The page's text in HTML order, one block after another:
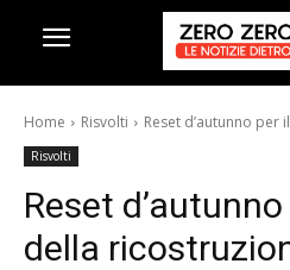
Home Risvolti Reset d’autunno
Risvolti
Reset
della